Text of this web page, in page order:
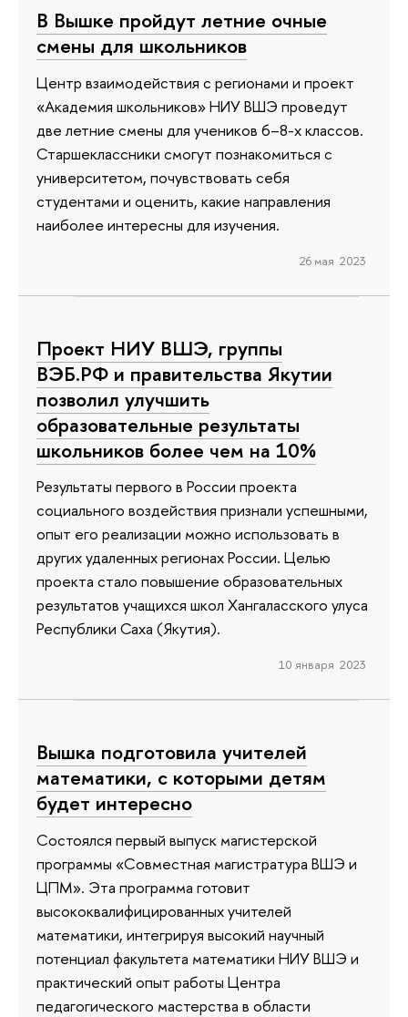
В Вышке пройдут летние очные
смены для школьников
Центр взаимодействия с регионами и проект
«Академия школьников» НИУ ВШЭ проведут
две летние смены для учеников 6–8-х классов.
Старшеклассники смогут познакомиться с
университетом, почувствовать себя
студентами и оценить, какие направления
наиболее интересны для изучения.
26 мая 2023
Проект НИУ ВШЭ, группы
ВЭБ.РФ и правительства Якутии
позволил улучшить
образовательные результаты
школьников более чем на 10%
Результаты первого в России проекта
социального воздействия признали успешными,
опыт его реализации можно использовать в
других удаленных регионах России. Целью
проекта стало повышение образовательных
результатов учащихся школ Хангаласского улуса
Республики Саха (Якутия).
10 января 2023
Вышка подготовила учителей
математики, с которыми детям
будет интересно
Состоялся первый выпуск магистерской
программы «Совместная магистратура ВШЭ и
ЦПМ». Эта программа готовит
высококвалифицированных учителей
математики, интегрируя высокий научный
потенциал факультета математики НИУ ВШЭ и
практический опыт работы Центра
педагогического мастерства в области